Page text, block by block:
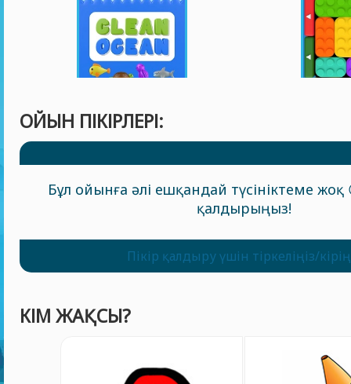
ОЙЫН ПІКІРЛЕРІ:
Бұл ойынға әлі ешқандай түсініктеме жоқ
қалдырыңыз!
Пікір қалдыру үшін тіркеліңіз/
КІМ ЖАҚСЫ?